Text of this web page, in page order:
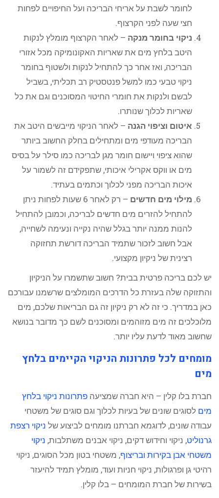
לחומר לשבת על אריחי הבריכה ועל החיפויים לפחות
חצי שעה לפני הקרצוף.
ניקוי בחומר מנקה – לאחר הקרצוף מומלץ לנקות
היטב בלחץ מים את שאריות האקונומיקה מכל אזורי
הבריכה, ואז אחר כך להתחיל לנקות ולשטוף בחומר
ניקוי טבעי כמו למשל פנטסטיק רב תכליתי, בשביל
לבשם ולנקות את חומרי החיטוי המסוכנים וגם את כל
שאריות לכלוך שנותרו.
איטום וציפוי הגנה – לאחר הניקוי מייבשים היטב את
הבריכה מעודפי מים ומתחילים בחלק החשוב ביותר
שהוא ציפוי ויישום חומר מגן לבריכה כמו סילר על בסיס
מים או ווקס אקרילי איכותי, שתפקידם זה לשמור על
איכות הבריכה מפני לכלוך וכתמים בעתיד.
מילוי מים חדשים
– רק לאחר 6 שעות לפחות ניתן
להתחיל להזרים מים חדשים לבריכה, וכמובן להתחיל
להנות ממנה יותר בגלל שהיה נקייה ונעימה לשחייה,
אבל חשוב לזכור שתמיד הבריכה דורשת תחזוקה
רצינית של ניקיון מקצועי.
יש לכם בריכה פרטית בבית? חשוב שתשמרו על הניקיון
והתזוקה שלה בעזרת כל הדרכים המומלצים שרשמנו עבורכם
כאן במדריך. כי זה לא רק ניקיון זה גם הבריאות שלכם, מים
מלוכלכים זה מים מזוהמים ומסוכנים לשם כך מדובר בנושא
שחשוב מאוד לדעת עליו יותר.
מומחים לכל פתרונות הניקוי הקיימים בלחץ
מים
חברת בלו קלין – היא חברה שמציעה פתרונות ניקוי בלחץ
מים לסוגים שונים של בעיות לכלוך וגם סוגים של משטחי
עבודה שונים, לדוגמא חברתנו מומחים לביצוע של ניקוי רצפת
גרנוליט, ניקוי וחידוש דקים, ניקוי אבנים משתלבות, ניקוי
משטחי אבן בקירות ובריצוף, משטחי בטון מכל הסוגים, ניקוי
רהיטי גן ופרגולות, ניקוי חניות ועוד, מומלץ תמיד להיעזר
בשירות של חברת המומחים – בלו קלין.